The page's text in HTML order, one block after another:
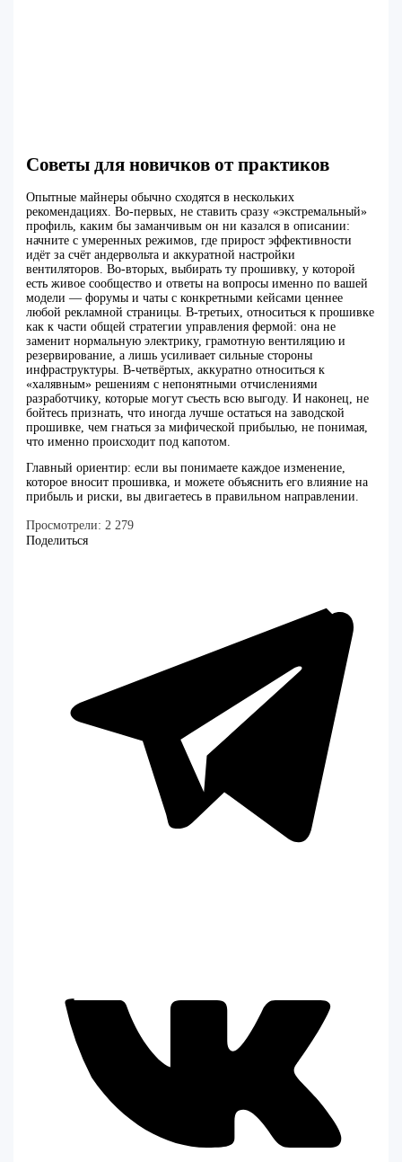
Советы для новичков от практиков
Опытные майнеры обычно сходятся в нескольких
рекомендациях. Во‑первых, не ставить сразу «экстремальный»
профиль, каким бы заманчивым он ни казался в описании:
начните с умеренных режимов, где прирост эффективности
идёт за счёт андервольта и аккуратной настройки
вентиляторов. Во‑вторых, выбирать ту прошивку, у которой
есть живое сообщество и ответы на вопросы именно по вашей
модели — форумы и чаты с конкретными кейсами ценнее
любой рекламной страницы. В‑третьих, относиться к прошивке
как к части общей стратегии управления фермой: она не
заменит нормальную электрику, грамотную вентиляцию и
резервирование, а лишь усиливает сильные стороны
инфраструктуры. В‑четвёртых, аккуратно относиться к
«халявным» решениям с непонятными отчислениями
разработчику, которые могут съесть всю выгоду. И наконец, не
бойтесь признать, что иногда лучше остаться на заводской
прошивке, чем гнаться за мифической прибылью, не понимая,
что именно происходит под капотом.
Главный ориентир: если вы понимаете каждое изменение,
которое вносит прошивка, и можете объяснить его влияние на
прибыль и риски, вы двигаетесь в правильном направлении.
Просмотрели: 2 279
Поделиться